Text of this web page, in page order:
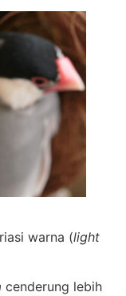
warna (light
cenderung lebih